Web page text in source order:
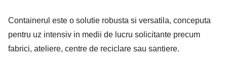
Containerul este o solutie robusta si versatila, conceputa
pentru uz intensiv in medii de lucru solicitante precum
fabrici, ateliere, centre de reciclare sau santiere.